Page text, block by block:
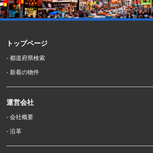
トップページ
- 都道府県検索
- 新着の物件
運営会社
- 会社概要
- 沿革